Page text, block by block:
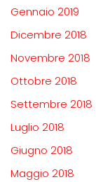
Gennaio 2019
Dicembre 2018
Novembre 2018
Ottobre 2018
Settembre 2018
Luglio 2018
Giugno 2018
Maggio 2018